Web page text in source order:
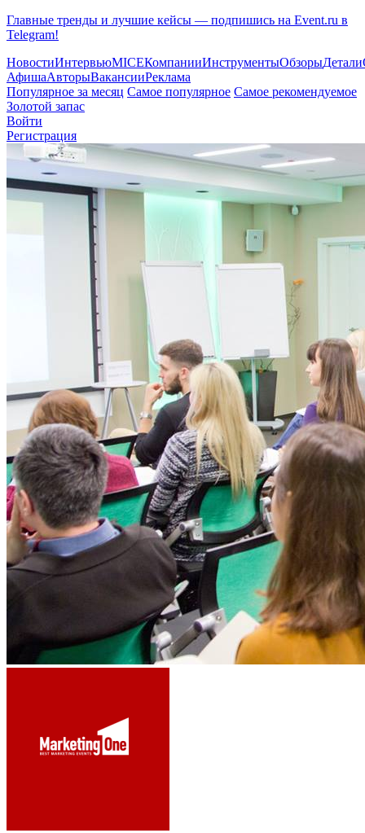
Главные тренды и лучшие кейсы — подпишись на Event.ru в
Telegram!
НовостиИнтервьюMICEКомпанииИнструментыОбзорыДетали
АфишаАвторыВакансииРеклама
Популярное за месяц Самое популярное Самое рекомендуемое
Золотой запас
Войти
Регистрация